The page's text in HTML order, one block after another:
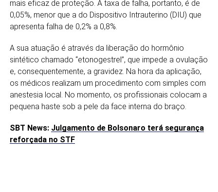
mais eficaz de proteção. A taxa de falha, portanto, é de
0,05%, menor que a do Dispositivo Intrauterino (DIU) que
apresenta falha de 0,2% a 0,8%.
A sua atuação é através da liberação do hormônio
sintético chamado “etonogestrel”, que impede a ovulação
e, consequentemente, a gravidez. Na hora da aplicação,
os médicos realizam um procedimento com simples com
anestesia local. No momento, os profissionais colocam a
pequena haste sob a pele da face interna do braço.
SBT News: Julgamento de Bolsonaro terá segurança
reforçada no STF